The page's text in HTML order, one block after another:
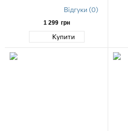
Відгуки (0)
1 299 грн
Купити